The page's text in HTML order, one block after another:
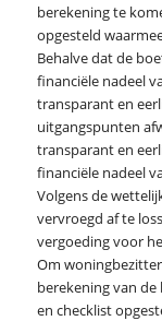
berekening te
opgesteld
Behalve dat de
financiële nadeel
transparant en
uitgangspunten
transparant en
financiële nadeel
Volgens de
vervroegd af te
vergoeding voor
Om
berekening van
en checklist